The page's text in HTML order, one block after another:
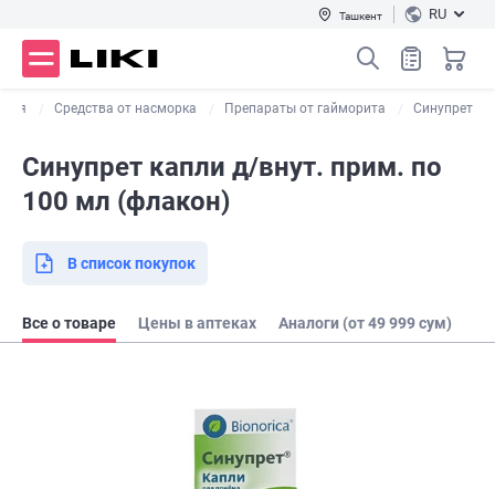
Ташкент RU
Средства от насморка Препараты от гайморита Синупрет
Синупрет капли д/внут. прим. по
100 мл (флакон)
В список покупок
Все о товаре Цены в аптеках Аналоги (от 49 999 сум)